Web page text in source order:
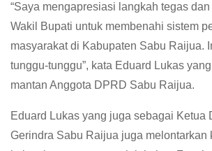
“Saya mengapresiasi langkah tegas
Wakil Bupati untuk membenahi sistem
masyarakat di Kabupaten Sabu Raijua.
tunggu-tunggu”, kata Eduard Lukas
mantan Anggota DPRD Sabu Raijua.
Eduard Lukas yang juga sebagai Ketua
Gerindra Sabu Raijua juga melontarkan